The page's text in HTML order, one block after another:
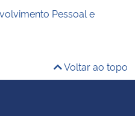
Pessoal e
Voltar ao topo